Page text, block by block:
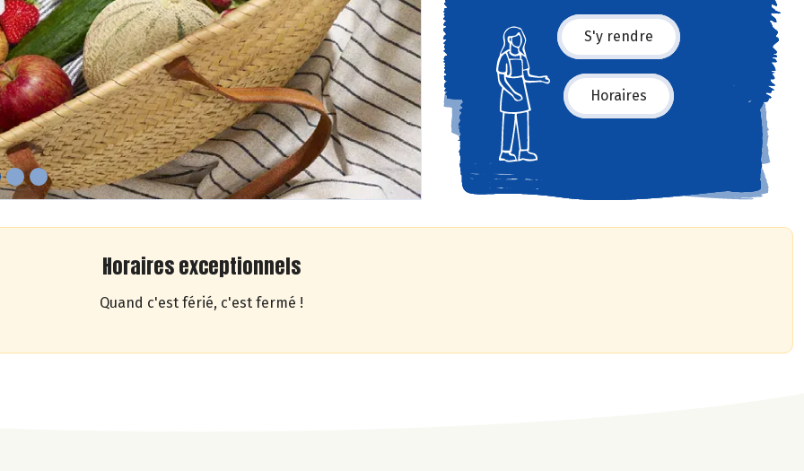
S'y rendre
Horaires
Horaires exceptionnels
Quand c'est férié, c'est fermé !